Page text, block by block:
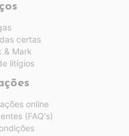
certas
& Mark
litígios
online
(FAQ's)